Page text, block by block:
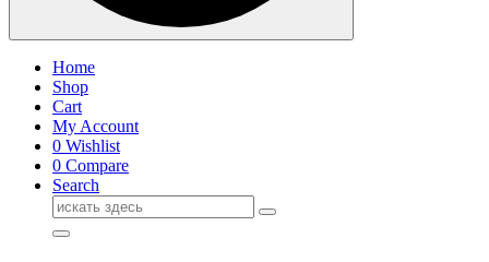
Home
Shop
Cart
My Account
0 Wishlist
0 Compare
Search
Поиск
для: